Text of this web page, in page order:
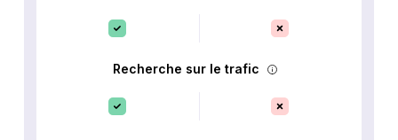
Recherche sur le trafic